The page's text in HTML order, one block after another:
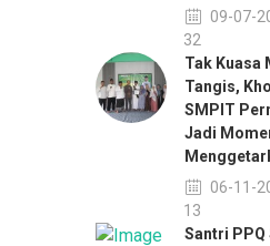
09-07-
11:32
Tak Kuasa
Tangis,
SMPIT
Jadi
06-11-
14:13
Santri PPQ